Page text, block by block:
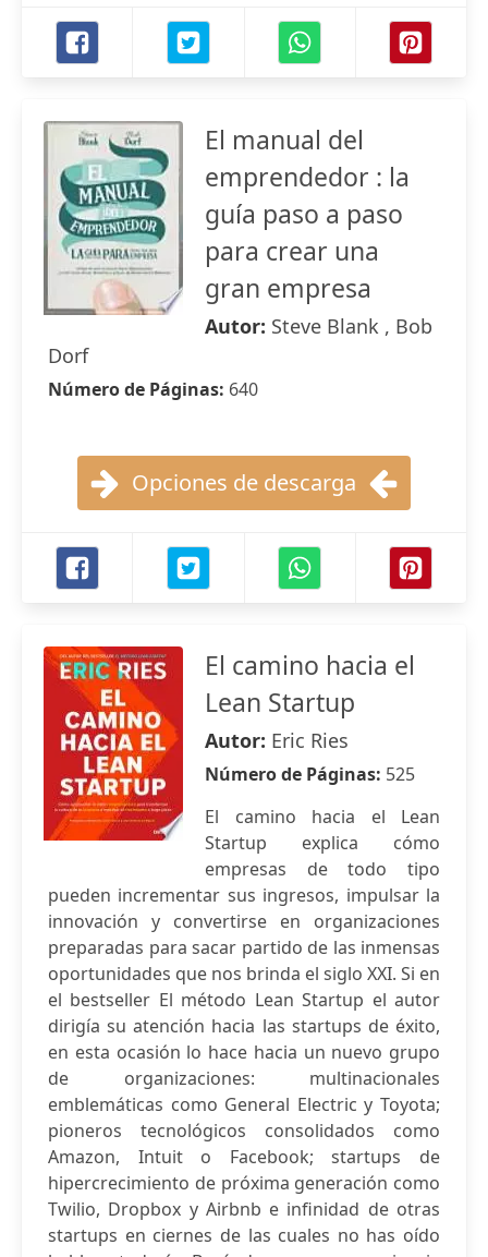
El manual del
emprendedor : la
guía paso a paso
para crear una
gran empresa
Autor: Steve Blank , Bob
Dorf
Número de Páginas: 640
Opciones de descarga
El camino hacia el
Lean Startup
Autor: Eric Ries
Número de Páginas: 525
El camino hacia el Lean
Startup explica cómo
empresas de todo tipo
pueden incrementar sus ingresos, impulsar la
innovación y convertirse en organizaciones
preparadas para sacar partido de las inmensas
oportunidades que nos brinda el siglo XXI. Si en
el bestseller El método Lean Startup el autor
dirigía su atención hacia las startups de éxito,
en esta ocasión lo hace hacia un nuevo grupo
de organizaciones: multinacionales
emblemáticas como General Electric y Toyota;
pioneros tecnológicos consolidados como
Amazon, Intuit o Facebook; startups de
hipercrecimiento de próxima generación como
Twilio, Dropbox y Airbnb e infinidad de otras
startups en ciernes de las cuales no has oído